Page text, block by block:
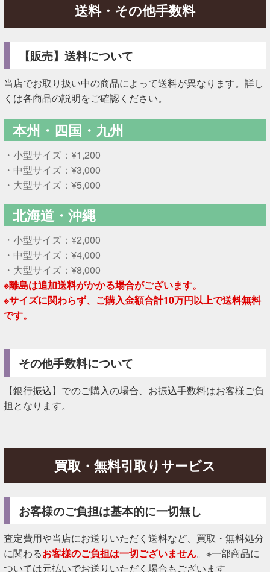
送料・その他手数料
【販売】送料について
当店でお取り扱い中の商品によって送料が異なります。詳し
くは各商品の説明をご確認ください。
本州・四国・九州
・小型サイズ：¥1,200
・中型サイズ：¥3,000
・大型サイズ：¥5,000
北海道・沖縄
・小型サイズ：¥2,000
・中型サイズ：¥4,000
・大型サイズ：¥8,000
※離島は追加送料がかかる場合がございます。
※サイズに関わらず、ご購入金額合計10万円以上で送料無料
です。
その他手数料について
【銀行振込】でのご購入の場合、お振込手数料はお客様ご負
担となります。
買取・無料引取りサービス
お客様のご負担は基本的に一切無し
査定費用や当店にお送りいただく送料など、買取・無料処分
に関わるお客様のご負担は一切ございません。※一部商品に
ついては元払いでお送りいただく場合もございます